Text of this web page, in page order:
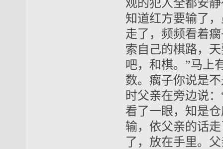
观的犯人全都安
知道红方要输了
走了，频频看着
索自己的棋路，
吧，和棋。”马上
数。瘸子你说是
时父亲在旁边说
看了一眼，知是
输，依父亲的话
了，放在手里。